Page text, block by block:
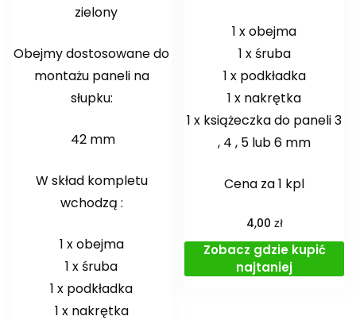
zielony
Obejmy dostosowane do
montażu paneli na
słupku:
42 mm
W skład kompletu
wchodzą :
1 x obejma
1 x śruba
1 x podkładka
1 x nakrętka
1 x obejma
1 x śruba
1 x podkładka
1 x nakrętka
1 x książeczka do paneli 3
, 4 , 5 lub 6 mm
Cena za 1 kpl
4,00 zł
Zobacz gdzie kupić
najtaniej